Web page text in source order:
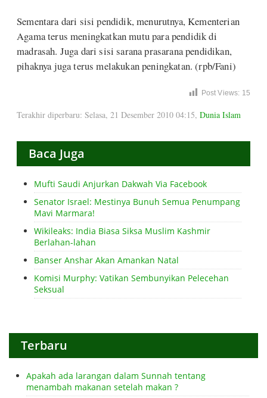
Sementara dari sisi pendidik, menurutnya, Kementerian
Agama terus meningkatkan mutu para pendidik di
madrasah. Juga dari sisi sarana prasarana pendidikan,
pihaknya juga terus melakukan peningkatan. (rpb/Fani)
Post Views: 15
Terakhir diperbaru: Selasa, 21 Desember 2010 04:15, Dunia Islam
Baca Juga
Mufti Saudi Anjurkan Dakwah Via Facebook
Senator Israel: Mestinya Bunuh Semua Penumpang
Mavi Marmara!
Wikileaks: India Biasa Siksa Muslim Kashmir
Berlahan-lahan
Banser Anshar Akan Amankan Natal
Komisi Murphy: Vatikan Sembunyikan Pelecehan
Seksual
Terbaru
Apakah ada larangan dalam Sunnah tentang
menambah makanan setelah makan ?